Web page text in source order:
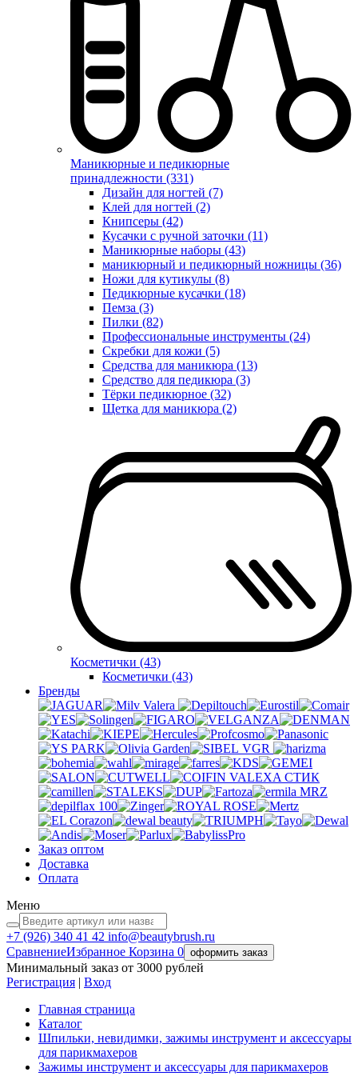
Маникюрные и педикюрные
принадлежности (331)
Дизайн для ногтей (7)
Клей для ногтей (2)
Книпсеры (42)
Кусачки с ручной заточки (11)
Маникюрные наборы (43)
маникюрный и педикюрный ножницы (36)
Ножи для кутикулы (8)
Педикюрные кусачки (18)
Пемза (3)
Пилки (82)
Профессиональные инструменты (24)
Скребки для кожи (5)
Средства для маникюра (13)
Средство для педикюра (3)
Тёрки педикюрное (32)
Щетка для маникюра (2)
Косметички (43)
Косметички (43)
Бренды
Valera
VGR
VALEXA СТИК
MRZ
Заказ оптом
Доставка
Оплата
Меню
+7 (926) 340 41 42 info@beautybrush.ru
СравнениеИзбранное Корзина 0 оформить заказ
Минимальный заказ от 3000 рублей
Регистрация | Вход
Главная страница
Каталог
Шпильки, невидимки, зажимы инструмент и аксессуары
для парикмахеров
Зажимы инструмент и аксессуары для парикмахеров